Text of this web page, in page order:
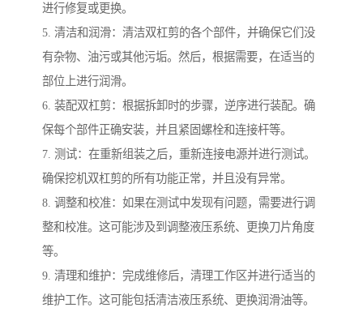
进行修复或更换。
5. 清洁和润滑：清洁双杠剪的各个部件，并确保它们没
有杂物、油污或其他污垢。然后，根据需要，在适当的
部位上进行润滑。
6. 装配双杠剪：根据拆卸时的步骤，逆序进行装配。确
保每个部件正确安装，并且紧固螺栓和连接杆等。
7. 测试：在重新组装之后，重新连接电源并进行测试。
确保挖机双杠剪的所有功能正常，并且没有异常。
8. 调整和校准：如果在测试中发现有问题，需要进行调
整和校准。这可能涉及到调整液压系统、更换刀片角度
等。
9. 清理和维护：完成维修后，清理工作区并进行适当的
维护工作。这可能包括清洁液压系统、更换润滑油等。